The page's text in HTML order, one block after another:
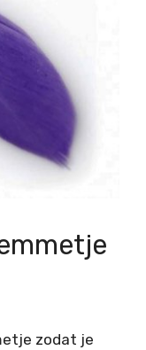
zodat je